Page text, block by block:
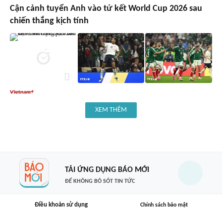
Cận cảnh tuyển Anh vào tứ kết World Cup 2026 sau
chiến thắng kịch tính
XEM THÊM
TẢI ỨNG DỤNG BÁO MỚI
ĐỂ KHÔNG BỎ SÓT TIN TỨC
Điều khoản sử dụng Chính sách bảo mật